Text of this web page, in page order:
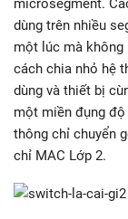
microsegment.
dùng trên nhiều
một lúc mà không
cách chia nhỏ hệ
dùng và thiết bị
một miền đụng
thông chỉ chuyển
chỉ MAC Lớp 2.